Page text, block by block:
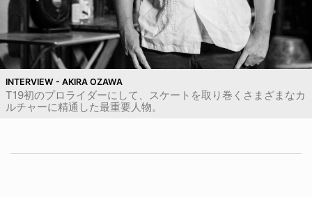
INTERVIEW - AKIRA OZAWA
T19初のプロライダーにして、スケートを取り巻くさまざまなカ
ルチャーに精通した最重要人物。